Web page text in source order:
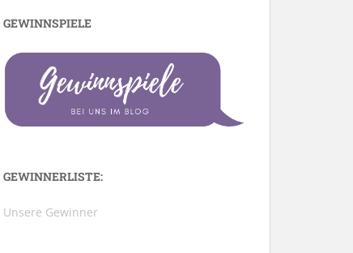
GEWINNSPIELE
GEWINNERLISTE:
Unsere Gewinner